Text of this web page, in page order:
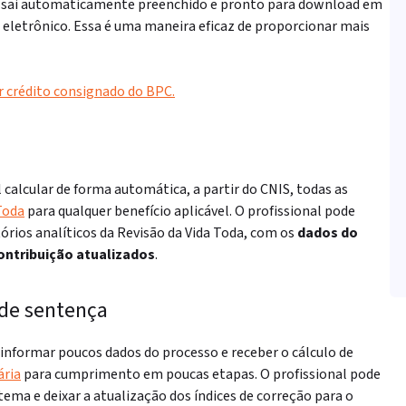
automaticamente preenchido e pronto para download em
Essa é uma maneira eficaz de proporcionar mais
consignado do BPC.
de forma automática, a partir do CNIS, todas as
para qualquer benefício aplicável. O profissional pode
analíticos da Revisão da Vida Toda, com os dados do
atualizados.
sentença
poucos dados do processo e receber o cálculo de
para cumprimento em poucas etapas. O profissional pode
e deixar a atualização dos índices de correção para o